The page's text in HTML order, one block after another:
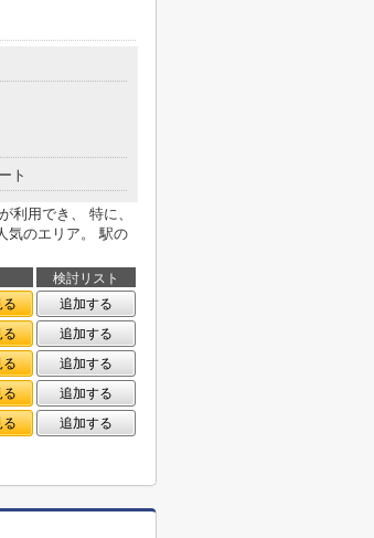
ト
利用でき、 特に、
気のエリア。 駅の
検討リスト
る
追加する
る
追加する
る
追加する
る
追加する
る 追加する